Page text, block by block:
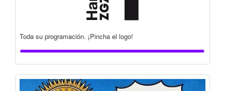
Toda su programación. ¡Pincha el logo!